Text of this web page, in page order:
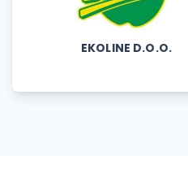
EKOLINE D.O.O.